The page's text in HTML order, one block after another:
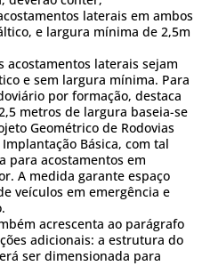
laterais em ambos
e largura mínima de 2,5m
acostamentos laterais sejam
e sem largura mínima. Para
por formação, destaca
metros de largura baseia-se
Geométrico de Rodovias
Básica, com tal
para acostamentos em
A medida garante espaço
veículos em emergência e
acrescenta ao parágrafo
adicionais: a estrutura do
ser dimensionada para